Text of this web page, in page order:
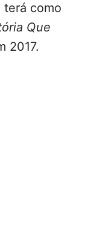
terá como
Que
2017.